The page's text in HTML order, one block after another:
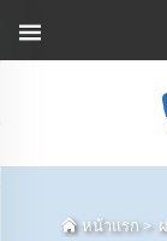
หน้าแรก>